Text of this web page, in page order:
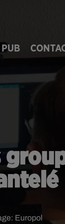
PUB
Europol